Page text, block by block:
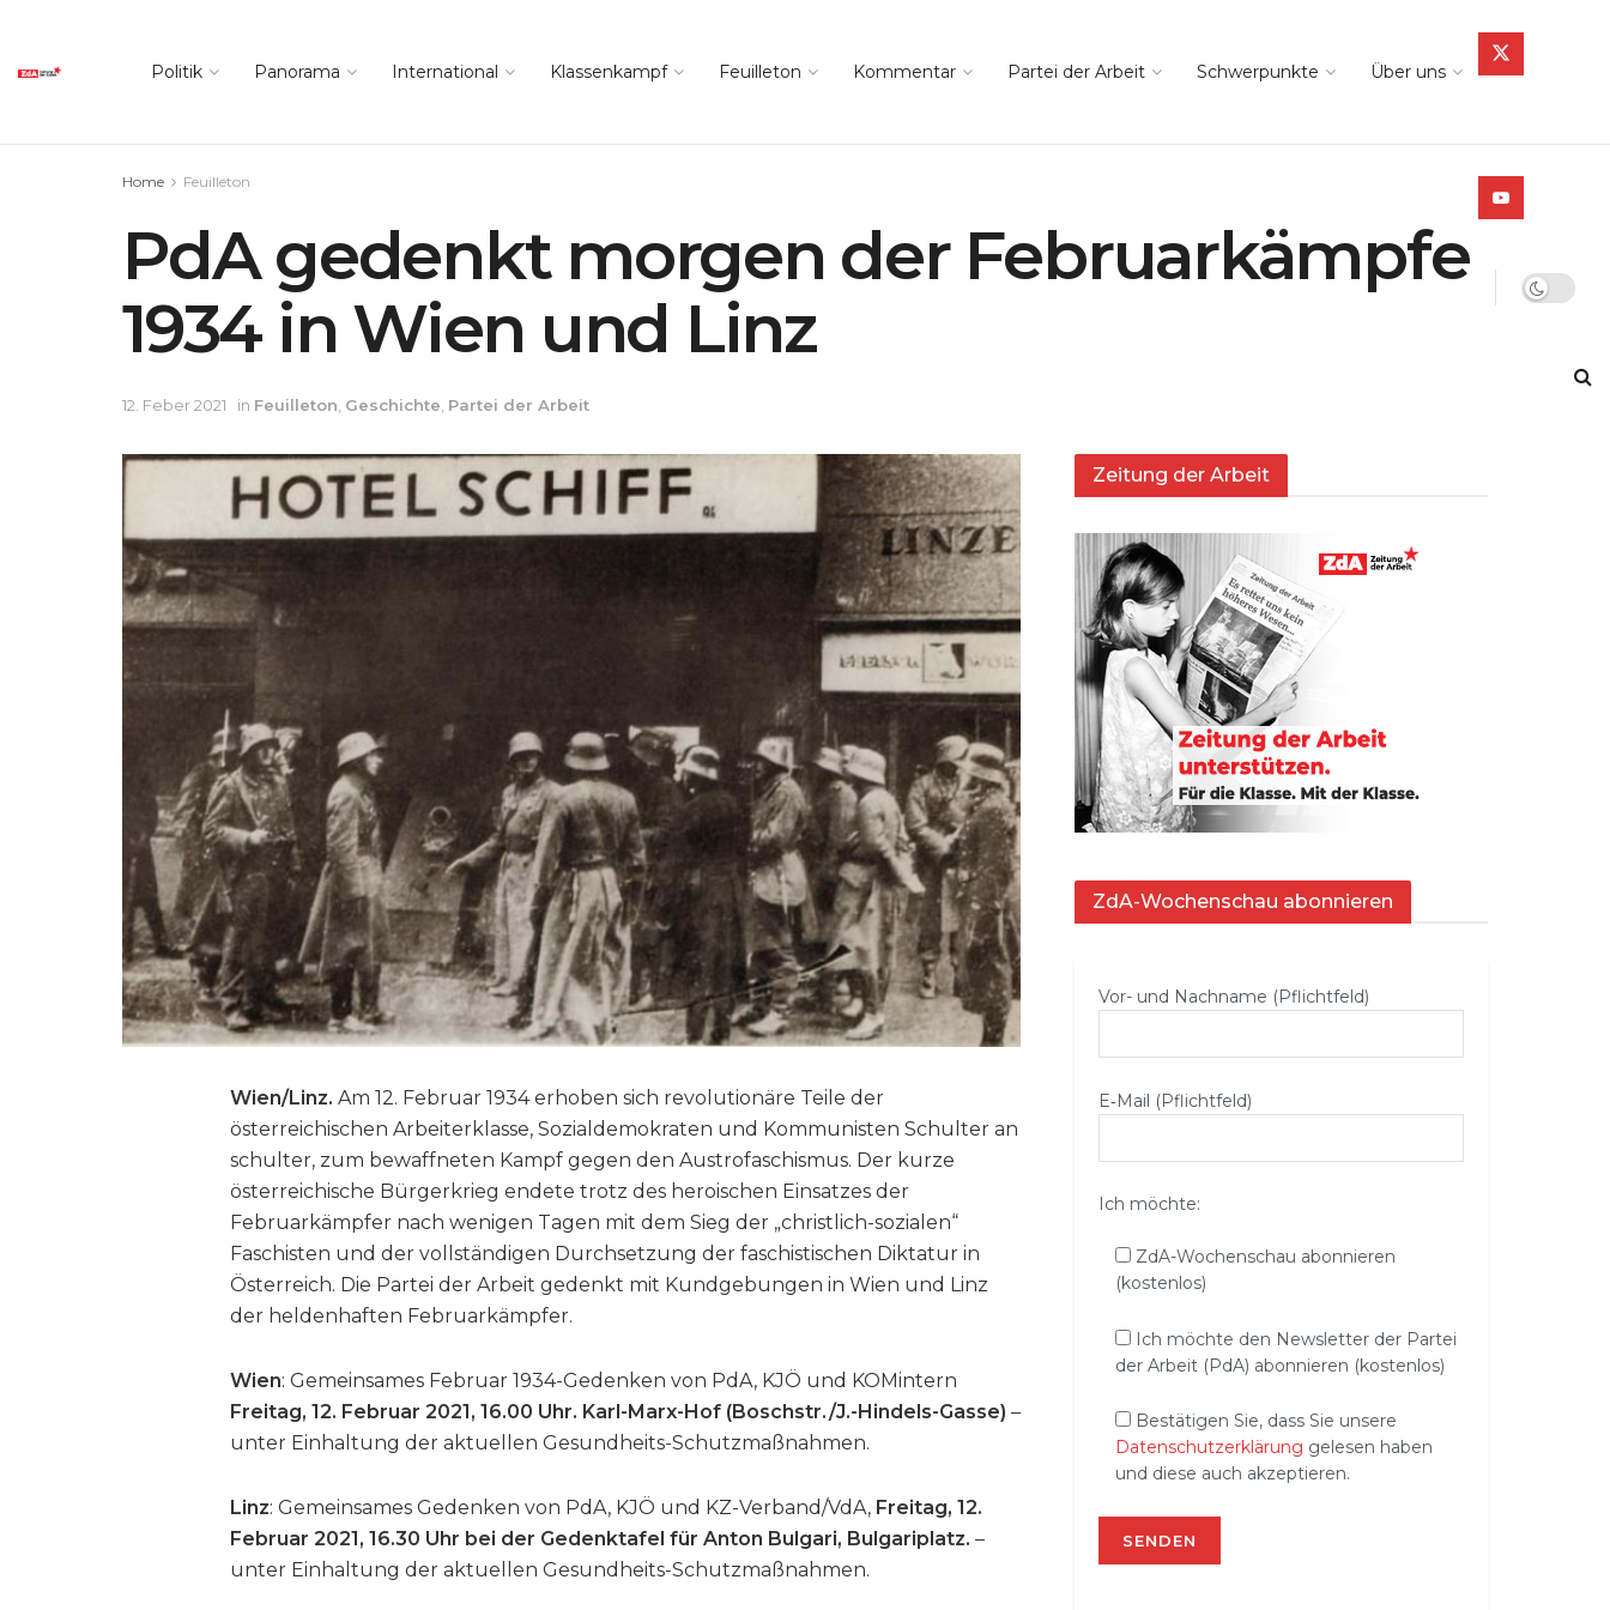
Politik Panorama International Klassenkampf Feuilleton Kommentar Partei der Arbeit Schwerpunkte Über uns
Home Feuilleton
PdA gedenkt morgen der Februarkämpfe
1934 in Wien und Linz
12. Feber 2021 in Feuilleton, Geschichte, Partei der Arbeit
Wien/Linz. Am 12. Februar 1934 erhoben sich revolutionäre Teile der
österreichischen Arbeiterklasse, Sozialdemokraten und Kommunisten Schulter an
schulter, zum bewaffneten Kampf gegen den Austrofaschismus. Der kurze
österreichische Bürgerkrieg endete trotz des heroischen Einsatzes der
Februarkämpfer nach wenigen Tagen mit dem Sieg der „christlich-sozialen“
Faschisten und der vollständigen Durchsetzung der faschistischen Diktatur in
Österreich. Die Partei der Arbeit gedenkt mit Kundgebungen in Wien und Linz
der heldenhaften Februarkämpfer.
Wien: Gemeinsames Februar 1934-Gedenken von PdA, KJÖ und KOMintern
Freitag, 12. Februar 2021, 16.00 Uhr. Karl-Marx-Hof (Boschstr./J.-Hindels-Gasse) –
unter Einhaltung der aktuellen Gesundheits-Schutzmaßnahmen.
Linz: Gemeinsames Gedenken von PdA, KJÖ und KZ-Verband/VdA, Freitag, 12.
Februar 2021, 16.30 Uhr bei der Gedenktafel für Anton Bulgari, Bulgariplatz. –
unter Einhaltung der aktuellen Gesundheits-Schutzmaßnahmen.
Zeitung der Arbeit
ZdA-Wochenschau abonnieren
Vor- und Nachname (Pflichtfeld)
E‑Mail (Pflichtfeld)
Ich möchte:
ZdA-Wochenschau abonnieren
(kostenlos)
Ich möchte den Newsletter der Partei
der Arbeit (PdA) abonnieren (kostenlos)
Bestätigen Sie, dass Sie unsere
Datenschutzerklärung gelesen haben
und diese auch akzeptieren.